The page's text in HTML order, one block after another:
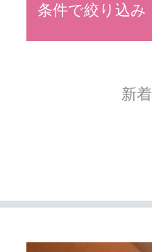
条件で絞り込み
新